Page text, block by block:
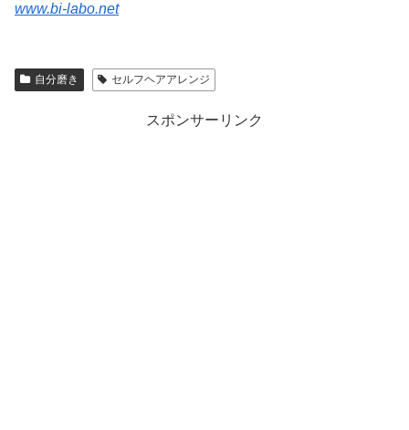
www.bi-labo.net
自分磨き セルフヘアアレンジ
スポンサーリンク